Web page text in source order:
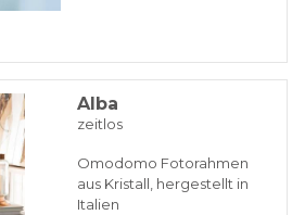
Alba
zeitlos
Omodomo Fotorahmen
aus Kristall, hergestellt in
Italien